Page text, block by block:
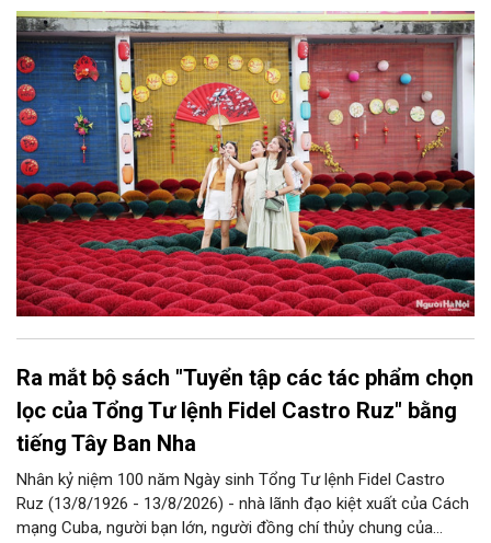
chức, đơn vị, doanh nghiệp kinh doanh dịch vụ lữ hành trên địa
bàn thành phố thực hiện một số nội dung quan trọng. Qua đó
góp phần thực hiện thắng lợi các mục tiêu phát triển du lịch Hà
Nội năm 2026 và giai đoạn tiếp theo.
Ra mắt bộ sách "Tuyển tập các tác phẩm chọn
lọc của Tổng Tư lệnh Fidel Castro Ruz" bằng
tiếng Tây Ban Nha
Nhân kỷ niệm 100 năm Ngày sinh Tổng Tư lệnh Fidel Castro
Ruz (13/8/1926 - 13/8/2026) - nhà lãnh đạo kiệt xuất của Cách
mạng Cuba, người bạn lớn, người đồng chí thủy chung của